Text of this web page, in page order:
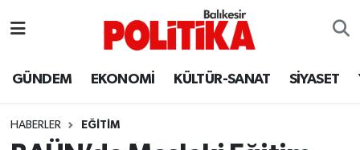
GÜNDEM EKONOMİ KÜLTÜR-SANAT SİYASET
HABERLER EĞİTİM
Ayvalık
Balya
Balıkesir Hava Durumu
Balıkesir Namaz Vakitleri